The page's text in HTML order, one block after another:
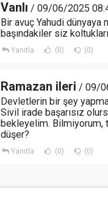
Vanlı / 09/06/2025
Bir avuç Yahudi
başındakiler siz
Yanıtla (0) (0)
Ramazan ileri / 09/
Devletlerin bir şey
Sivil irade başarısız
bekleyelim. Bilmiyorum,
düşer?
Yanıtla (0) (0)